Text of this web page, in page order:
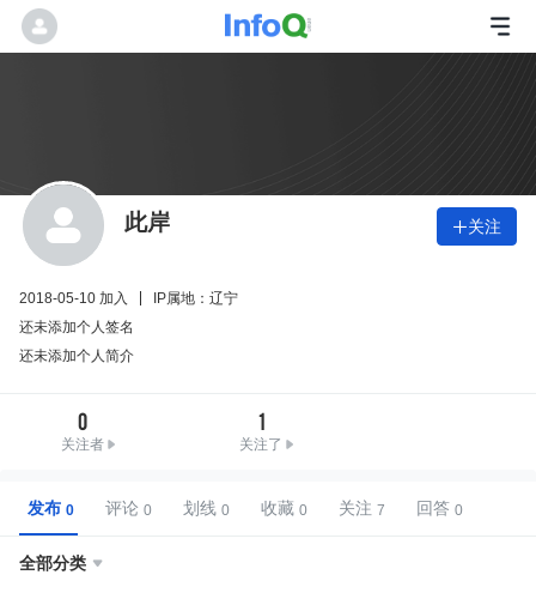
此岸 关注
2018-05-10 加入
IP属地：辽宁
还未添加个人签名
还未添加个人简介
0
关注者
1
关注了
发布 评论 划线 收藏 关注 回答
全部分类 